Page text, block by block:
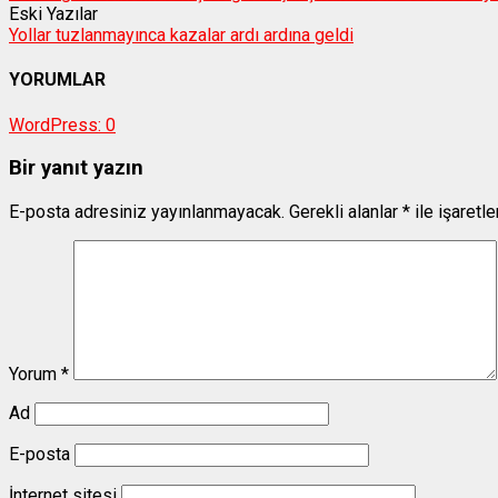
Eski Yazılar
Yollar tuzlanmayınca kazalar ardı ardına geldi
YORUMLAR
WordPress: 0
Bir yanıt yazın
E-posta adresiniz yayınlanmayacak. Gerekli alanlar * ile
Yorum *
Ad
E-posta